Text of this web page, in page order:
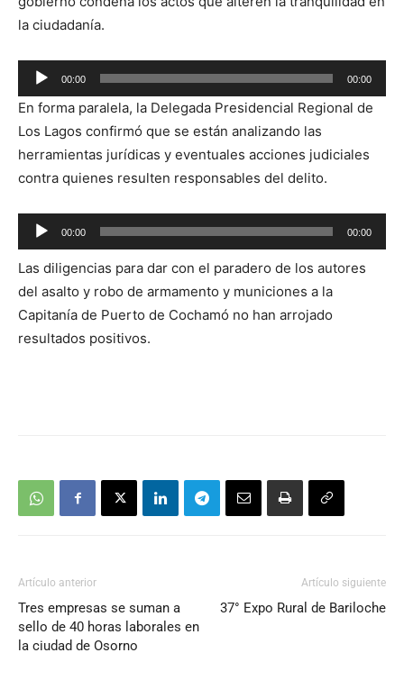
la ciudadanía.
Reproductor
de
audio
00:00 00:00
En forma paralela, la Delegada Presidencial Regional de
Los Lagos confirmó que se están analizando las
herramientas jurídicas y eventuales acciones judiciales
contra quienes resulten responsables del delito.
Reproductor
de
audio
00:00 00:00
Las diligencias para dar con el paradero de los autores
del asalto y robo de armamento y municiones a la
Capitanía de Puerto de Cochamó no han arrojado
resultados positivos.
Artículo anterior
Tres empresas se suman a
sello de 40 horas laborales en
la ciudad de Osorno
Artículo siguiente
37° Expo Rural de Bariloche